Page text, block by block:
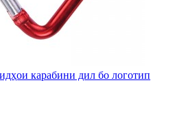
карабини дил бо логотип